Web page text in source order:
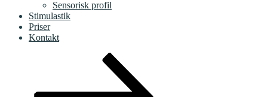
Sensorisk profil
Stimulastik
Priser
Kontakt